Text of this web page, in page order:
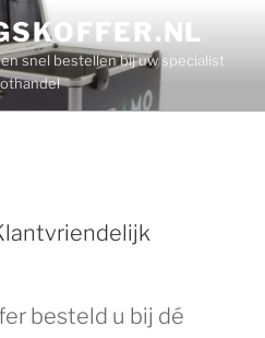
snel bestellen bij uw specialist
besteld u bij dé